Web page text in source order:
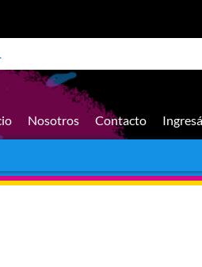
Nosotros Contacto Ingresá